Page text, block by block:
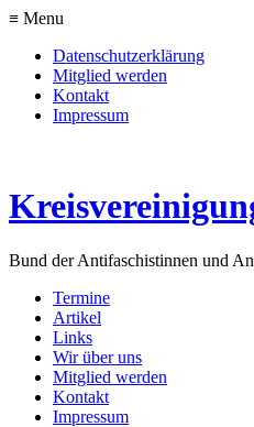
≡ Menu
Datenschutzerklärung
Mitglied werden
Kontakt
Impressum
Bund der Antifaschistinnen und
Termine
Artikel
Links
Wir über uns
Mitglied werden
Kontakt
Impressum